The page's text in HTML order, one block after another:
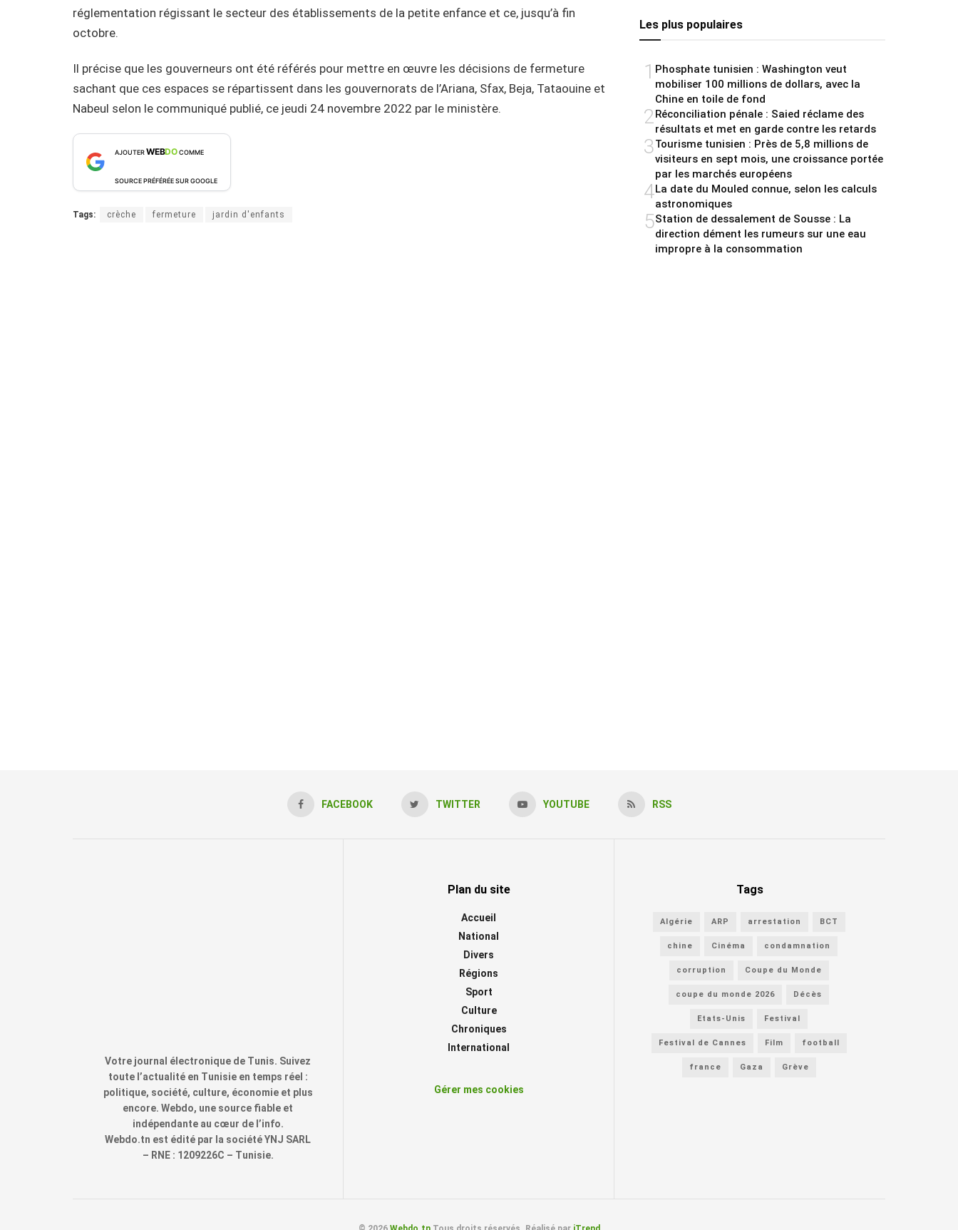
réglementation régissant le secteur des établissements de la petite enfance et ce, jusqu’à fin
octobre.
Il précise que les gouverneurs ont été référés pour mettre en œuvre les décisions de fermeture
sachant que ces espaces se répartissent dans les gouvernorats de l’Ariana, Sfax, Beja, Tataouine et
Nabeul selon le communiqué publié, ce jeudi 24 novembre 2022 par le ministère.
AJOUTERWEBDOCOMME
SOURCE PRÉFÉRÉE SUR GOOGLE
Tags: crèche fermeture jardin d'enfants
Les plus populaires
1 Phosphate tunisien : Washington veut
mobiliser 100 millions de dollars, avec la
Chine en toile de fond
2Réconciliation pénale : Saied réclame des
résultats et met en garde contre les retards
3Tourisme tunisien : Près de 5,8 millions de
visiteurs en sept mois, une croissance portée
par les marchés européens
4La date du Mouled connue, selon les calculs
astronomiques
5Station de dessalement de Sousse : La
direction dément les rumeurs sur une eau
impropre à la consommation
FACEBOOK TWITTER YOUTUBE RSS
Votre journal électronique de Tunis. Suivez
toute l’actualité en Tunisie en temps réel :
politique, société, culture, économie et plus
encore. Webdo, une source fiable et
indépendante au cœur de l’info.
Webdo.tn est édité par la société YNJ SARL
– RNE : 1209226C – Tunisie.
Plan du site
Accueil
National
Divers
Régions
Sport
Culture
Chroniques
International
Gérer mes cookies
Tags
Algérie ARP arrestation BCT
chine Cinéma condamnation
corruption Coupe du Monde
coupe du monde 2026 Décès
Etats-Unis Festival
Festival de Cannes Film football
france Gaza Grève